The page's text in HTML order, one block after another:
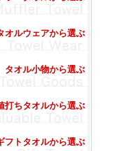
オルウェアから選ぶ
タオル小物から選ぶ
打ちタオルから選ぶ
フトタオルから選ぶ